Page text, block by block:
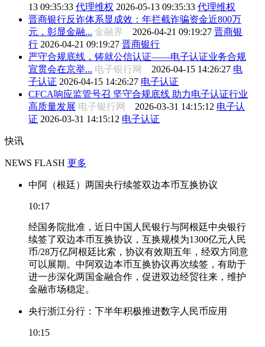
13 09:35:33 代理维权 2026-05-13 09:35:33 代理维权
晋商银行反诈体系显成效：年拦截诈骗资金近800万
元，彰显金融... 金融界 2026-04-21 09:19:27 晋商银
行 2026-04-21 09:19:27 晋商银行
严守合规底线，铸就公信认证——电子认证业务合规
宣贯会在京举... 电子银行网 2026-04-15 14:26:27 电
子认证 2026-04-15 14:26:27 电子认证
CFCA响应监管号召 坚守合规底线 助力电子认证行业
高质量发展 电子银行网 2026-03-31 14:15:12 电子认
证 2026-03-31 14:15:12 电子认证
快讯
NEWS FLASH 更多
中阿（根廷）两国央行续签双边本币互换协议
10:17
经国务院批准，近日中国人民银行与阿根廷中央银行
续签了双边本币互换协议，互换规模为1300亿元人民
币/28万亿阿根廷比索，协议有效期五年，经双方同意
可以展期。中阿双边本币互换协议再次续签，有助于
进一步深化两国金融合作，促进双边经贸往来，维护
金融市场稳定。
央行浙江分行：下半年积极推进数字人民币应用
10:15